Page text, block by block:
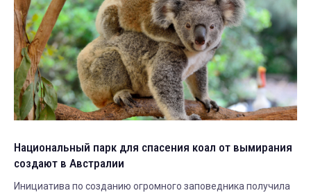
Национальный парк для спасения коал от вымирания
создают в Австралии
Инициатива по созданию огромного заповедника получила